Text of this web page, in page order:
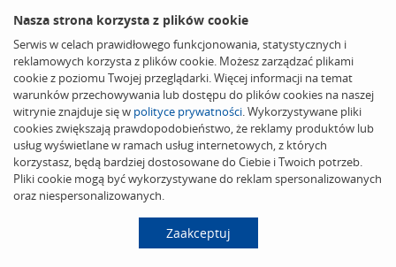
Nasza strona korzysta z plików cookie
Serwis w celach prawidłowego funkcjonowania, statystycznych i
reklamowych korzysta z plików cookie. Możesz zarządzać plikami
cookie z poziomu Twojej przeglądarki. Więcej informacji na temat
warunków przechowywania lub dostępu do plików cookies na naszej
witrynie znajduje się w polityce prywatności. Wykorzystywane pliki
cookies zwiększają prawdopodobieństwo, że reklamy produktów lub
usług wyświetlane w ramach usług internetowych, z których
korzystasz, będą bardziej dostosowane do Ciebie i Twoich potrzeb.
Pliki cookie mogą być wykorzystywane do reklam spersonalizowanych
oraz niespersonalizowanych.
Zaakceptuj